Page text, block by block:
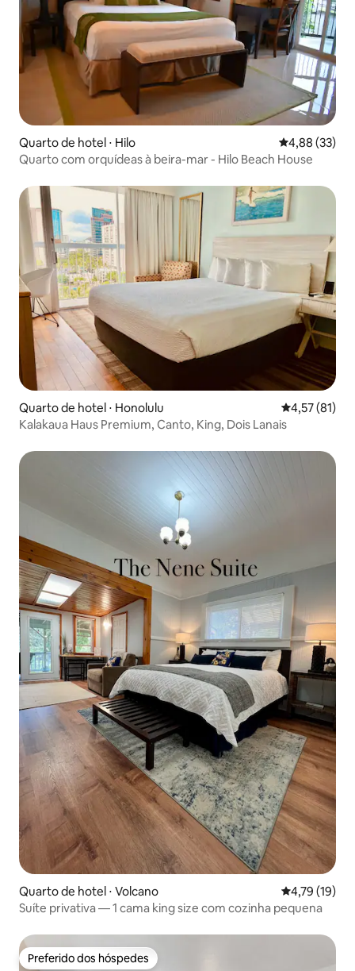
Quarto de hotel ⋅ Hilo 4,88 de uma
4,88 (33)
Quarto com orquídeas à beira-mar - Hilo Beach House
Quarto de hotel ⋅ Honolulu 4,57 de uma
4,57 (81)
Kalakaua Haus Premium, Canto, King, Dois Lanais
Quarto de hotel ⋅ Volcano 4,79 de uma
4,79 (19)
Suíte privativa — 1 cama king size com cozinha pequena
Preferido dos hóspedes
Preferido dos hóspedes